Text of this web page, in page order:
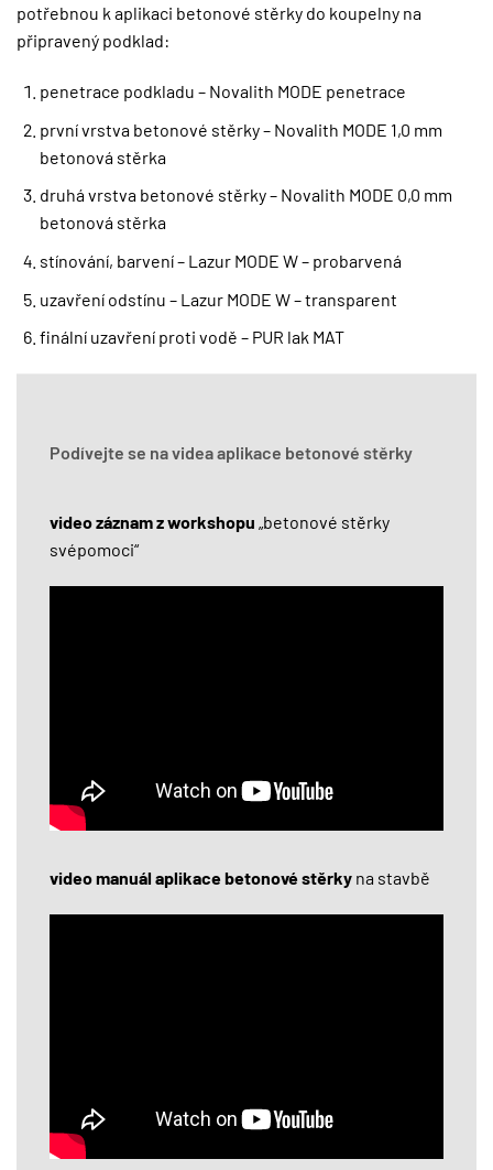
potřebnou k aplikaci betonové stěrky do koupelny na
připravený podklad:
penetrace podkladu – Novalith MODE penetrace
první vrstva betonové stěrky – Novalith MODE 1,0 mm
betonová stěrka
druhá vrstva betonové stěrky – Novalith MODE 0,0 mm
betonová stěrka
stínování, barvení – Lazur MODE W – probarvená
uzavření odstínu – Lazur MODE W – transparent
finální uzavření proti vodě – PUR lak MAT
Podívejte se na videa aplikace betonové stěrky
video záznam z workshopu „betonové stěrky
svépomoci“
video manuál aplikace betonové stěrky na stavbě